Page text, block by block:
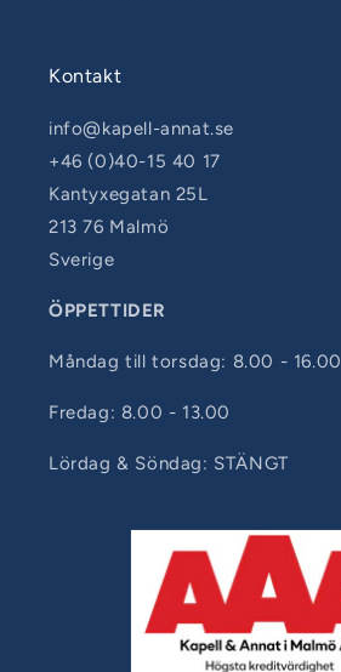
Kontakt
info@kapell-annat.se
+46 (0)40-15 40 17
Kantyxegatan 25L
213 76 Malmö
Sverige
ÖPPETTIDER
Måndag till torsdag: 8.00 - 16.00
Fredag: 8.00 - 13.00
Lördag & Söndag: STÄNGT